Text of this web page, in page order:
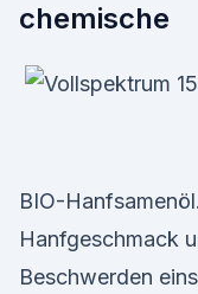
chemische
BIO-
Hanfgeschmack
Beschwerden